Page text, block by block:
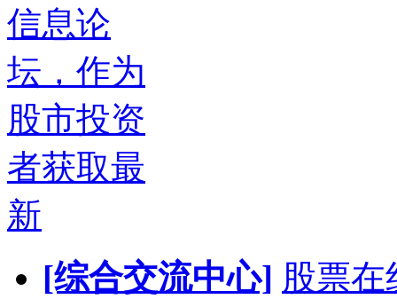
信息论
坛，作为
股市投资
者获取最
新
[综合交流中心] 股票在